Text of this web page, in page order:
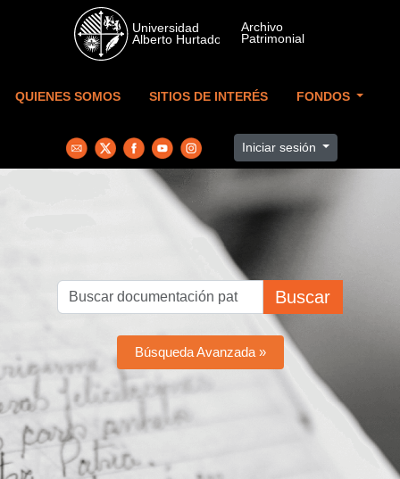
Skip to main content
QUIENES SOMOS SITIOS DE INTERÉS FONDOS
Iniciar sesión
Buscar
Búsqueda Avanzada »